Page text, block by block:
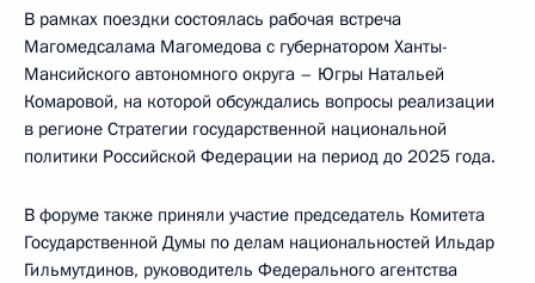
В рамках поездки состоялась рабочая встреча
Магомедсалама Магомедова с губернатором Ханты-
Мансийского автономного округа – Югры Натальей
Комаровой, на которой обсуждались вопросы реализации
в регионе Стратегии государственной национальной
политики Российской Федерации на период до 2025 года.
В форуме также приняли участие председатель Комитета
Государственной Думы по делам национальностей Ильдар
Гильмутдинов, руководитель Федерального агентства